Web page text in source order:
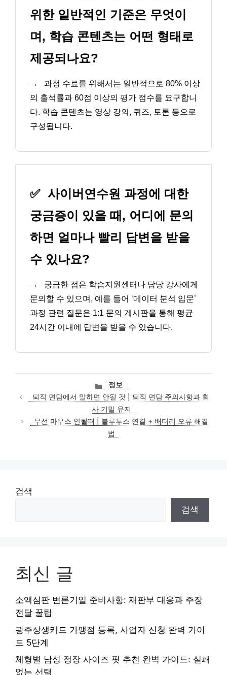
위한 일반적인 기준은 무엇이
며, 학습 콘텐츠는 어떤 형태로
제공되나요?
→
과정 수료를 위해서는 일반적으로 80% 이상
의 출석률과 60점 이상의 평가 점수를 요구합니
다. 학습 콘텐츠는 영상 강의, 퀴즈, 토론 등으로
구성됩니다.
✅ 사이버연수원 과정에 대한
궁금증이 있을 때, 어디에 문의
하면 얼마나 빨리 답변을 받을
수 있나요?
→
궁금한 점은 학습지원센터나 담당 강사에게
문의할 수 있으며, 예를 들어 ‘데이터 분석 입문’
과정 관련 질문은 1:1 문의 게시판을 통해 평균
24시간 이내에 답변을 받을 수 있습니다.
카
테
고
리
정보
퇴직 면담에서 말하면 안될 것 | 퇴직 면담 주의사항과 회
사 기밀 유지
무선 마우스 안될때 | 블루투스 연결 + 배터리 오류 해결
법
검색
검색
최신 글
소액심판 변론기일 준비사항: 재판부 대응과 주장
전달 꿀팁
광주상생카드 가맹점 등록, 사업자 신청 완벽 가이
드 5단계
체형별 남성 정장 사이즈 핏 추천 완벽 가이드: 실패
없는 선택